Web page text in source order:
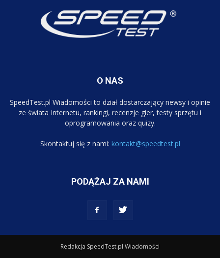
O NAS
SpeedTest.pl Wiadomości to dział dostarczający newsy i opinie
ze świata Internetu, rankingi, recenzje gier, testy sprzętu i
oprogramowania oraz quizy.
Skontaktuj się z nami: kontakt@speedtest.pl
PODĄŻAJ ZA NAMI
Redakcja SpeedTest.pl Wiadomości